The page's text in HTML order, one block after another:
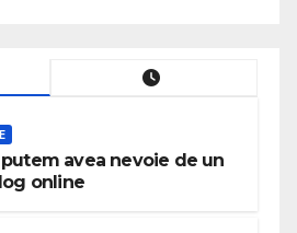
avea nevoie de un
online